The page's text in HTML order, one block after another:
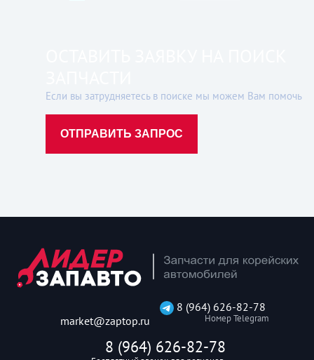
Если вы затрудняетесь в поиске мы можем Вам помочь
ОТПРАВИТЬ ЗАПРОС
market@zaptop.ru
8 (964) 626-82-78
Номер Telegram
8 (964) 626-82-78